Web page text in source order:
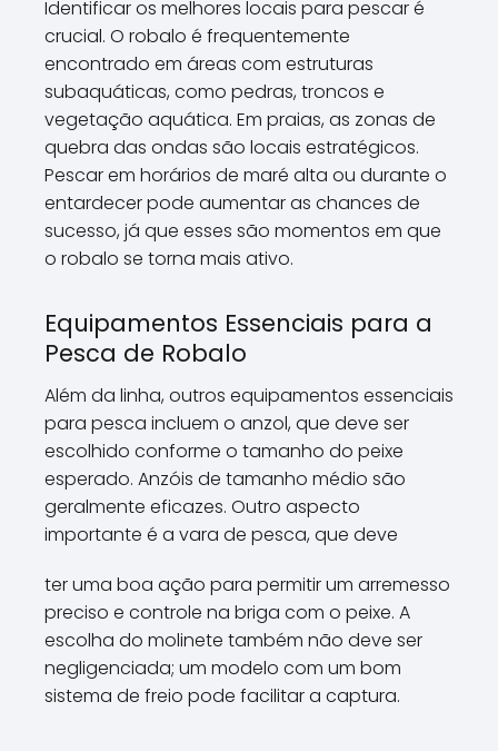
Identificar os melhores locais para pescar é
crucial. O robalo é frequentemente
encontrado em áreas com estruturas
subaquáticas, como pedras, troncos e
vegetação aquática. Em praias, as zonas de
quebra das ondas são locais estratégicos.
Pescar em horários de maré alta ou durante o
entardecer pode aumentar as chances de
sucesso, já que esses são momentos em que
o robalo se torna mais ativo.
Equipamentos Essenciais para a
Pesca de Robalo
Além da linha, outros equipamentos essenciais
para pesca incluem o anzol, que deve ser
escolhido conforme o tamanho do peixe
esperado. Anzóis de tamanho médio são
geralmente eficazes. Outro aspecto
importante é a vara de pesca, que deve
ter uma boa ação para permitir um arremesso
preciso e controle na briga com o peixe. A
escolha do molinete também não deve ser
negligenciada; um modelo com um bom
sistema de freio pode facilitar a captura.